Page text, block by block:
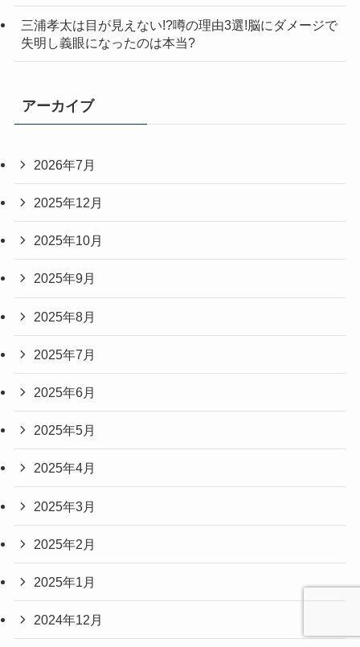
三浦孝太は目が見えない!?噂の理由3選!脳にダメージで
失明し義眼になったのは本当?
アーカイブ
2026年7月
2025年12月
2025年10月
2025年9月
2025年8月
2025年7月
2025年6月
2025年5月
2025年4月
2025年3月
2025年2月
2025年1月
2024年12月